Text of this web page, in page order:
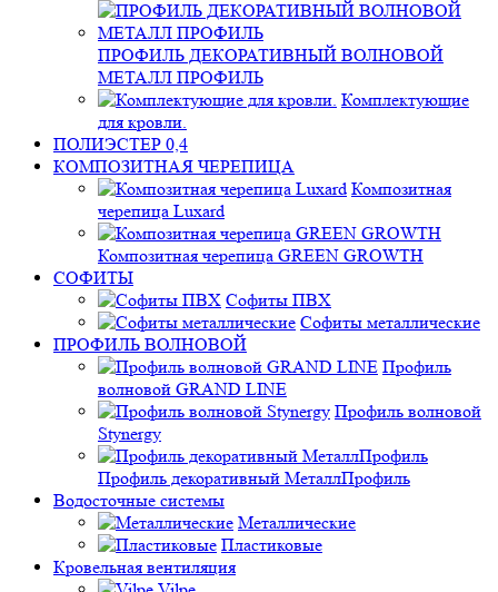
ПРОФИЛЬ ДЕКОРАТИВНЫЙ ВОЛНОВОЙ
МЕТАЛЛ ПРОФИЛЬ
Комплектующие
для кровли.
ПОЛИЭСТЕР 0,4
КОМПОЗИТНАЯ ЧЕРЕПИЦА
Композитная
черепица Luxard
Композитная черепица GREEN GROWTH
СОФИТЫ
Софиты ПВХ
Софиты металлические
ПРОФИЛЬ ВОЛНОВОЙ
Профиль
волновой GRAND LINE
Профиль волновой
Stynergy
Профиль декоративный МеталлПрофиль
Водосточные системы
Металлические
Пластиковые
Кровельная вентиляция